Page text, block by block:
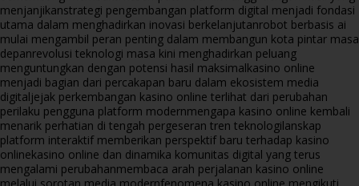
menjanjikanstrategi pengembangan platform digital menjadi fondasi
utama dalam menghadirkan inovasi berkelanjutanrobot berbasis ai
mulai mengambil peran penting dalam membangun kota pintar masa
depanrevolusi teknologi masa kini menghadirkan peluang
menguntungkan dengan potensi hasil maksimalkasino online
menjadi bagian dari percakapan baru dalam ekosistem media
digitaljejak perkembangan kasino online terlihat dari perubahan
perilaku pengguna platform modernmengapa kasino online kembali
menarik perhatian di tengah pergeseran tren teknologilanskap
platform interaktif memberikan perspektif baru terhadap kasino
onlinekasino online dan dinamika komunitas digital yang terus
mengalami perubahanmembaca arah perjalanan kasino online